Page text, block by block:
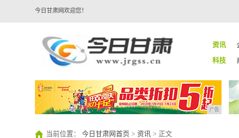
今日甘肃网欢迎您！
资讯
科技
广告
当前位置： 今日甘肃网首页 > 资讯 > 正文